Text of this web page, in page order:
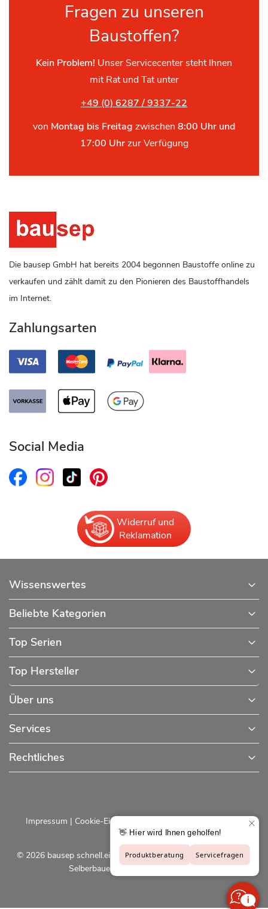
Fragen zu unseren
Baustoffen?
Kein Problem! Unser Servicecenter steht Ihnen
mit Rat und Tat unter
+49 (0) 6287 / 9337-22
von Montag bis Freitag zwischen 8:00 Uhr und
17:00 Uhrzur Verfügung
Die bausep GmbH hat bereits 2004 begonnen Baustoffe online zu
verkaufen und zählt damit zu den Pionieren des Baustoffhandels
im Internet.
Zahlungsarten
Social Media
Widerruf und
Reklamation
Wissenswertes
Beliebte Kategorien
Top Serien
Top Hersteller
Über uns
Services
Rechtliches
© 2026 bausep schnell.einfach.preiswert - Baustoffe online für
Selberbauer und Profis |bausep.de
Impressum | Cookie-Einstellungen